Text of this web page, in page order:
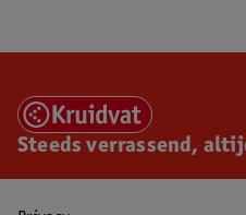
Steeds verrassend,